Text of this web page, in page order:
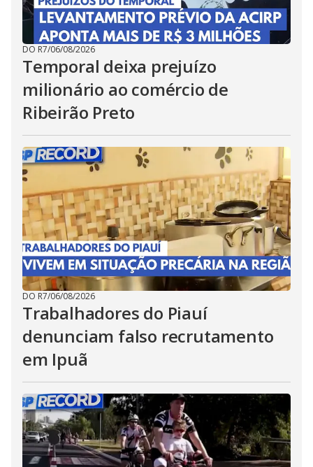
DO R7/06/08/2026
Temporal deixa prejuízo
milionário ao comércio de
Ribeirão Preto
DO R7/06/08/2026
Trabalhadores do Piauí
denunciam falso recrutamento
em Ipuã